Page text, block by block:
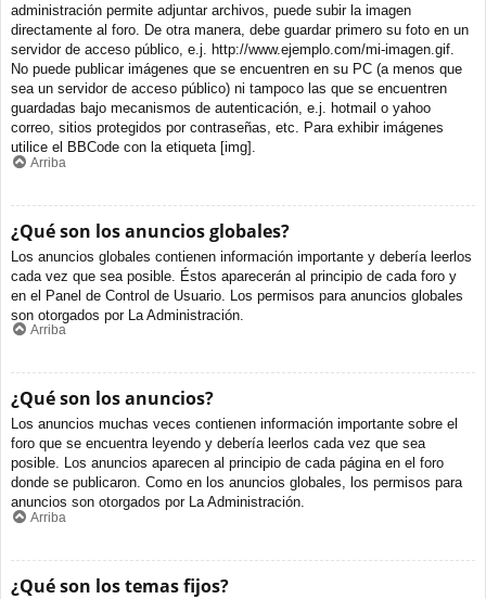
administración permite adjuntar archivos, puede subir la imagen
directamente al foro. De otra manera, debe guardar primero su foto en un
servidor de acceso público, e.j. http://www.ejemplo.com/mi-imagen.gif.
No puede publicar imágenes que se encuentren en su PC (a menos que
sea un servidor de acceso público) ni tampoco las que se encuentren
guardadas bajo mecanismos de autenticación, e.j. hotmail o yahoo
correo, sitios protegidos por contraseñas, etc. Para exhibir imágenes
utilice el BBCode con la etiqueta [img].
Arriba
¿Qué son los anuncios globales?
Los anuncios globales contienen información importante y debería leerlos
cada vez que sea posible. Éstos aparecerán al principio de cada foro y
en el Panel de Control de Usuario. Los permisos para anuncios globales
son otorgados por La Administración.
Arriba
¿Qué son los anuncios?
Los anuncios muchas veces contienen información importante sobre el
foro que se encuentra leyendo y debería leerlos cada vez que sea
posible. Los anuncios aparecen al principio de cada página en el foro
donde se publicaron. Como en los anuncios globales, los permisos para
anuncios son otorgados por La Administración.
Arriba
¿Qué son los temas fijos?